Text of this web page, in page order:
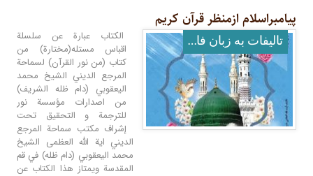
پیامبراسلام ازمنظر قرآن کریم
تالیفات به زبان فارسی
الكتاب عبارة عن سلسلة
اقباس مستله(مختارة) من
كتاب (من نور القرآن) لسماحة
المرجع الديني الشيخ محمد
اليعقوبي (دام ظله الشريف)
من اصدارات مؤسسة نور
للترجمة و التحقيق تحت
إشراف مكتب سماحة المرجع
الديني اية الله العظمى الشيخ
محمد اليعقوبي (دام ظله) في قم
المقدسة ويمتاز هذا الكتاب عن